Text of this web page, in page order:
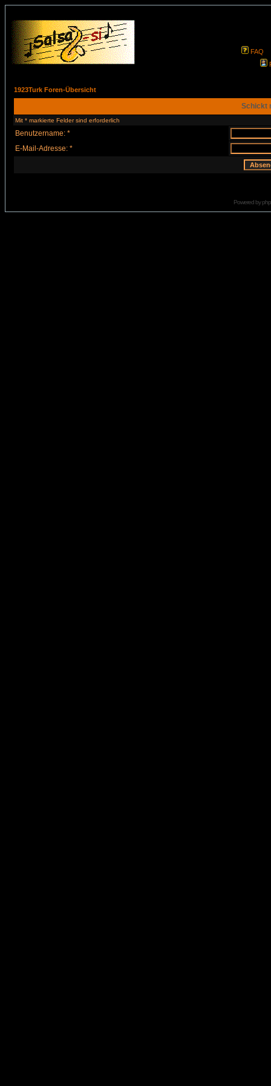
FAQ
1923Turk Foren-Übersicht
Schickt
Mit * markierte Felder sind erforderlich
Benutzername: *
E-Mail-Adresse: *
Powered by